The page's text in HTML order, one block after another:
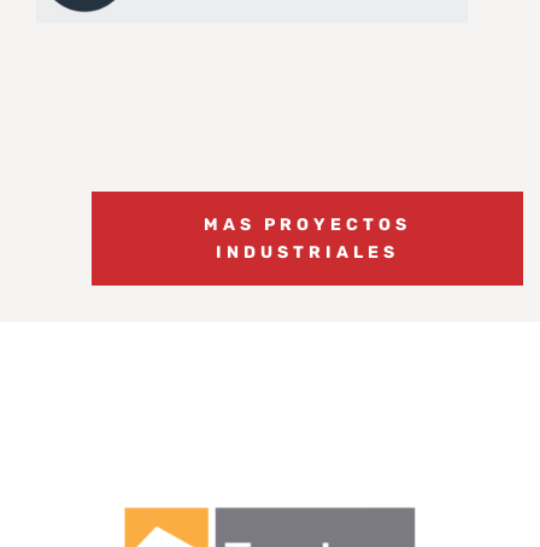
MAS PROYECTOS
INDUSTRIALES